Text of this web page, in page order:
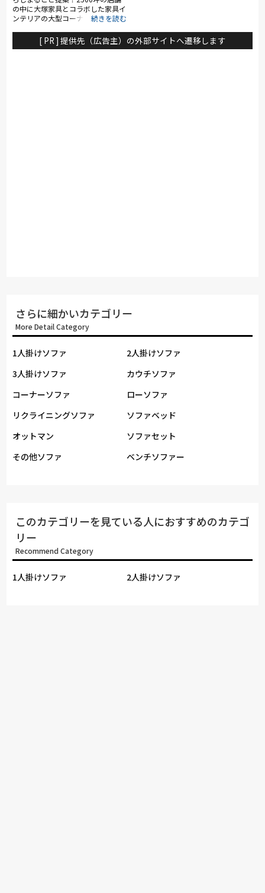
の中に大塚家具とコラボした家具イ
ンテリアの大型コーナー（約800
ニングなど地域最大級の品揃え。
「体感・体験」をコンセプトに、リ
[ PR ] 提供先（広告主）の外部サイトへ遷移します
さらに細かいカテゴリー
More Detail Category
1人掛けソファ
2人掛けソファ
3人掛けソファ
カウチソファ
コーナーソファ
ローソファ
リクライニングソファ
ソファベッド
オットマン
ソファセット
その他ソファ
ベンチソファー
このカテゴリーを見ている人におすすめのカテゴ
リー
Recommend Category
1人掛けソファ 2人掛けソファ